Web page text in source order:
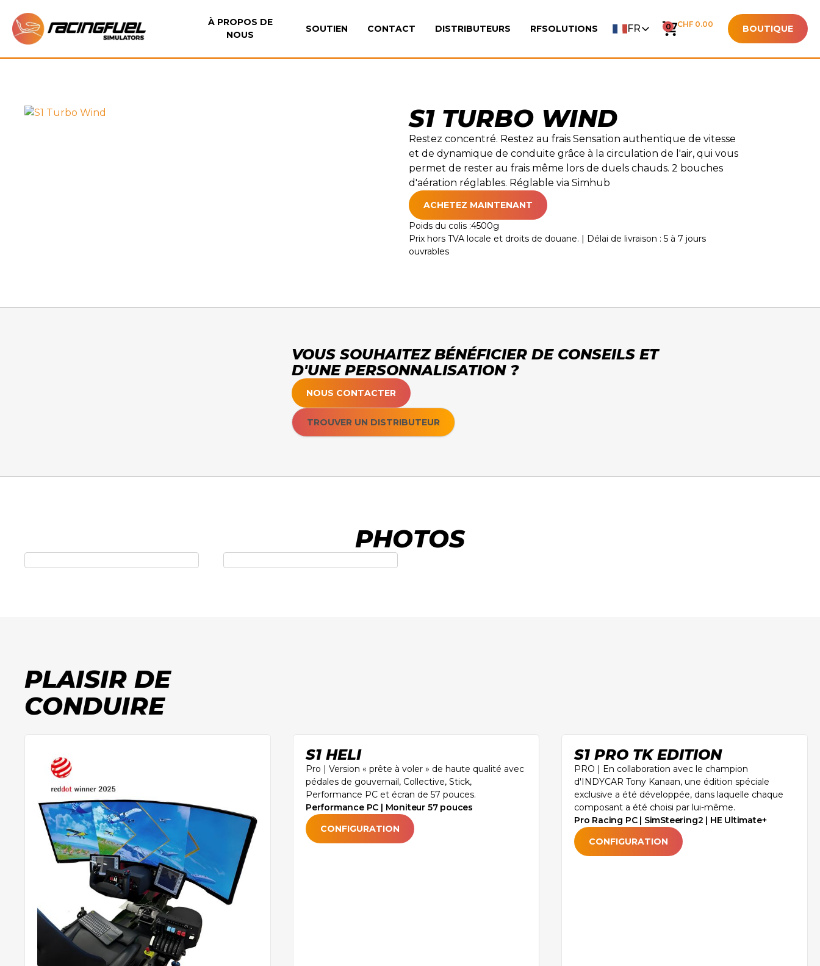
À PROPOS DE
NOUS
SOUTIEN CONTACT DISTRIBUTEURS RFSOLUTIONS FR CHF 0.00
0 BOUTIQUE
S1 TURBO WIND
Restez concentré. Restez au frais Sensation authentique de vitesse
et de dynamique de conduite grâce à la circulation de l'air, qui vous
permet de rester au frais même lors de duels chauds. 2 bouches
d'aération réglables. Réglable via Simhub
ACHETEZ MAINTENANT
Poids du colis :4500g
Prix hors TVA locale et droits de douane. | Délai de livraison : 5 à 7 jours
ouvrables
VOUS SOUHAITEZ BÉNÉFICIER DE CONSEILS ET
D'UNE PERSONNALISATION ?
NOUS CONTACTER
TROUVER UN DISTRIBUTEUR
PHOTOS
PLAISIR DE
CONDUIRE
S1 HELI
Pro | Version « prête à voler » de haute qualité avec
pédales de gouvernail, Collective, Stick,
Performance PC et écran de 57 pouces. ‍
Performance PC | Moniteur 57 pouces
CONFIGURATION
S1 PRO TK EDITION
PRO | En collaboration avec le champion
d'INDYCAR Tony Kanaan, une édition spéciale
exclusive a été développée, dans laquelle chaque
composant a été choisi par lui-même.
Pro Racing PC | SimSteering2 | HE Ultimate+
CONFIGURATION